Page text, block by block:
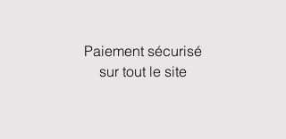
Paiement sécurisé
sur tout le site